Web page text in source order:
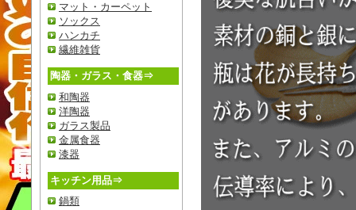
マット・カーペット
ソックス
ハンカチ
繊維雑貨
陶器・ガラス・食器⇒
和陶器
洋陶器
ガラス製品
金属食器
漆器
キッチン用品⇒
鍋類